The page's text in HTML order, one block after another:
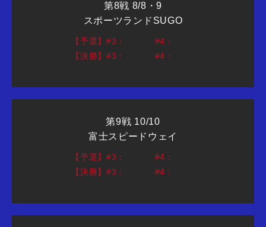
第8戦 8/8・9
スポーツランドSUGO
【予選】#3：
#4：
【決勝】#3：
#4：
第9戦 10/10
富士スピードウェイ
【予選】#3：
#4：
【決勝】#3：
#4：